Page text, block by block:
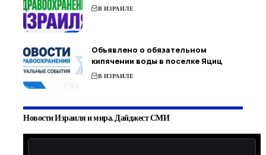
В ИЗРАИЛЕ
Объявлено о обязательном
кипячении воды в поселке Яциц
В ИЗРАИЛЕ
Новости Израиля и мира. Дайджест СМИ